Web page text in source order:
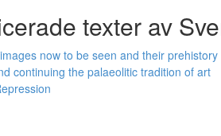
texter av
now to be seen and their prehistory
continuing the palaeolitic tradition of art